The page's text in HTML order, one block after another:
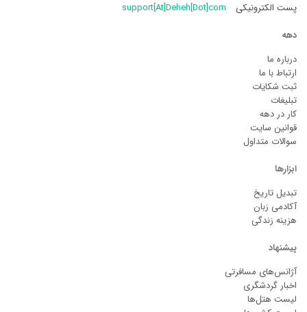
پست الکترونیکی
support[At]Deheh[Dot]com
دهه
درباره ما
ارتباط با ما
ثبت شکایات
تبلیغات
کار در دهه
قوانین سایت
سوالات متداول
ابزارها
تبدیل تاریخ
آکادمی زبان
هزینه زندگی
پیشنهاد
آژانس‌های مسافرتی
اخبار گردشگری
لیست هتل‌ها